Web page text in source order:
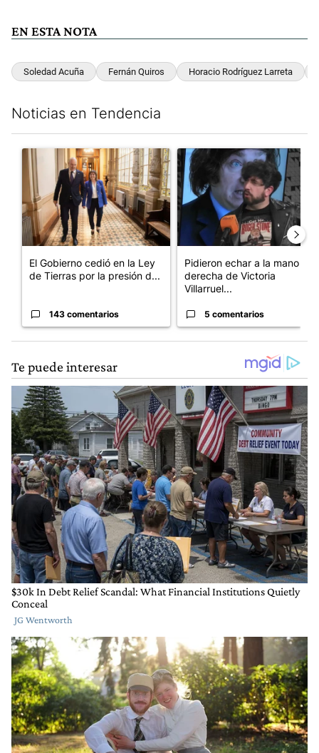
EN ESTA NOTA
Soledad Acuña Fernán Quiros Horacio Rodríguez Larreta
Noticias en Tendencia
Un artículo de tendencia con el título "El Gobierno cedió en
El Gobierno cedió en la Ley
de Tierras por la presión d...
143 comentarios
Un artículo de tendencia con
Pidieron echar a la mano
derecha de Victoria
Villarruel...
5 comentarios